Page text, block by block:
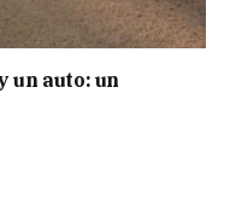
un auto: un